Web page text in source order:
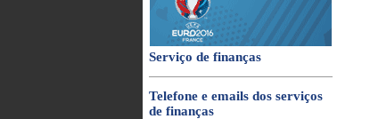
Serviço de finanças
Telefone e emails dos serviços
de finanças